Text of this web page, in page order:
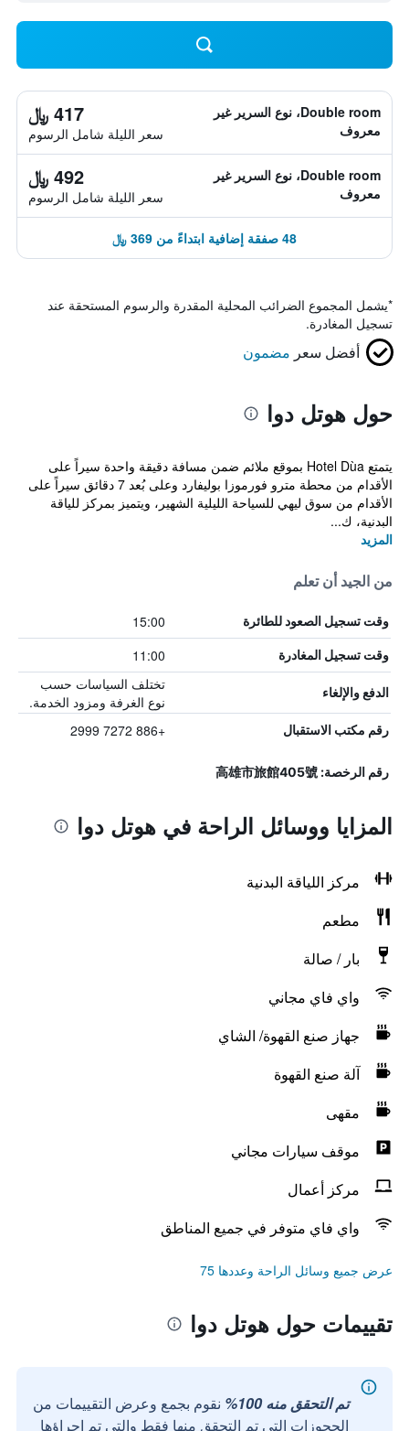
Double room، نوع السرير غير
معروف
417 ﷼
سعر الليلة شامل الرسوم
Double room، نوع السرير غير
معروف
492 ﷼
سعر الليلة شامل الرسوم
48 صفقة إضافية ابتداءً من 369 ﷼
*يشمل المجموع الضرائب المحلية المقدرة والرسوم المستحقة عند
تسجيل المغادرة.
أفضل سعر مضمون
حول هوتل دوا
يتمتع Hotel Dùa بموقع ملائم ضمن مسافة دقيقة واحدة سيراً على
الأقدام من محطة مترو فورموزا بوليفارد وعلى بُعد 7 دقائق سيراً على
الأقدام من سوق ليهي للسياحة الليلية الشهير، ويتميز بمركز للياقة
البدنية، ك...
المزيد
من الجيد أن تعلم
وقت تسجيل الصعود للطائرة 15:00
وقت تسجيل المغادرة 11:00
الدفع والإلغاء
تختلف السياسات حسب
نوع الغرفة ومزود الخدمة.
رقم مكتب الاستقبال +886 7272 2999
رقم الرخصة: 高雄市旅館405號
المزايا ووسائل الراحة في هوتل دوا
مركز اللياقة البدنية
مطعم
بار / صالة
واي فاي مجاني
جهاز صنع القهوة/ الشاي
آلة صنع القهوة
مقهى
موقف سيارات مجاني
مركز أعمال
واي فاي متوفر في جميع المناطق
عرض جميع وسائل الراحة وعددها 75
تقييمات حول هوتل دوا
تم التحقق منه 100%
نقوم بجمع وعرض التقييمات من
الحجوزات التي تم التحقق منها فقط والتي تم إجراؤها